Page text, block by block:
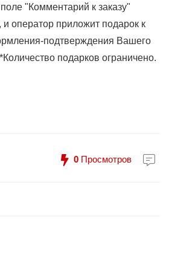
"Комментарий к заказу"
оператор приложит подарок к
подтверждения Вашего
подарков ограничено.
0 Просмотров